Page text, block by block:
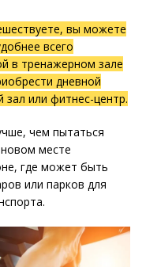
вы можете
всего
в тренажерном зале
дневной
или фитнес-центр.
чем пытаться
месте
где может быть
или парков для